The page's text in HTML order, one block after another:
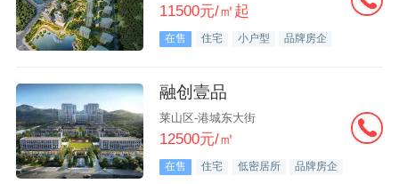
11500元/㎡起
在售 住宅 小户型 品牌房企
融创壹品
莱山区-港城东大街
12500元/㎡
在售 住宅 低密居所 品牌房企